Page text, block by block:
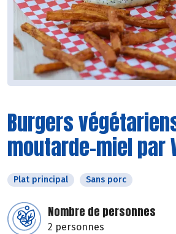
Burgers
moutarde-miel par
Plat principal Sans porc
Nombre de personnes
2 personnes